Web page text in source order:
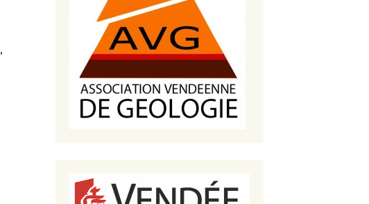
Lames minces de roches
,